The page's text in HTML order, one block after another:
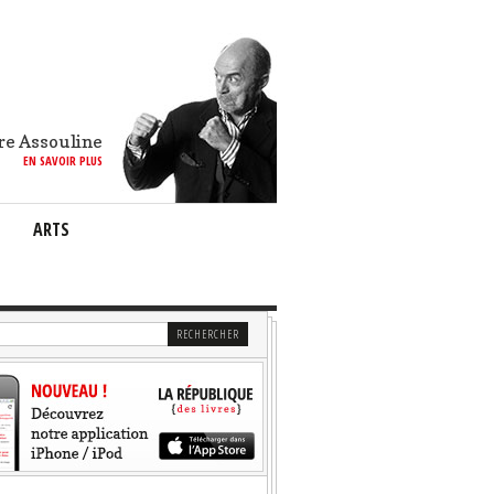
Assouline
EN SAVOIR PLUS
ARTS